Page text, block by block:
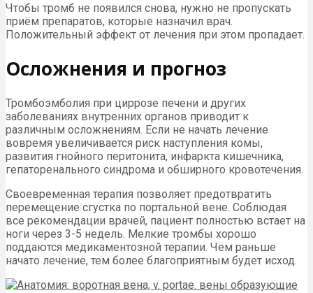
Чтобы тромб не появился снова, нужно не пропускать
приём препаратов, которые назначил врач.
Положительный эффект от лечения при этом пропадает.
Осложнения и прогноз
Тромбоэмболия при циррозе печени и других
заболеваниях внутренних органов приводит к
различным осложнениям. Если не начать лечение
вовремя увеличивается риск наступления комы,
развития гнойного перитонита, инфаркта кишечника,
гепаторенального синдрома и обширного кровотечения.
Своевременная терапия позволяет предотвратить
перемещение сгустка по портальной вене. Соблюдая
все рекомендации врачей, пациент полностью встает на
ноги через 3-5 недель. Мелкие тромбы хорошо
поддаются медикаментозной терапии. Чем раньше
начато лечение, тем более благоприятным будет исход.